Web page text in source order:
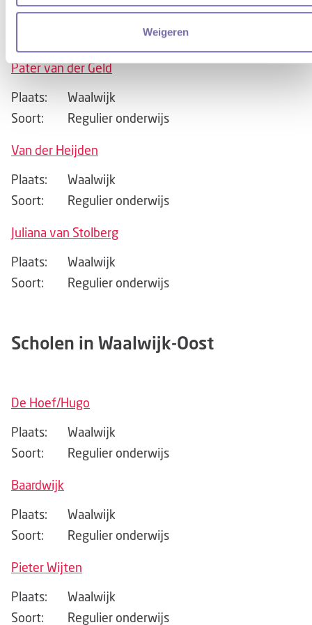
Weigeren
Plaats:
Waalwijk
Regulier onderwijs
Pater van der Geld
Plaats:
Waalwijk
Soort:
Regulier onderwijs
Van der Heijden
Plaats:
Waalwijk
Soort:
Regulier onderwijs
Juliana van Stolberg
Plaats:
Waalwijk
Soort:
Regulier onderwijs
Scholen in Waalwijk-Oost
De Hoef/Hugo
Plaats:
Waalwijk
Soort:
Regulier onderwijs
Baardwijk
Plaats:
Waalwijk
Soort:
Regulier onderwijs
Pieter Wijten
Plaats:
Waalwijk
Soort:
Regulier onderwijs